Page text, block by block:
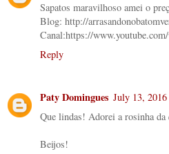
Sapatos maravilhoso amei o
Blog: http://
Canal:https://
Reply
Paty Domingues July 13,
Que lindas! Adorei a rosinha
Beijos!